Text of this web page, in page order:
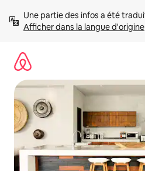
directement
Afficher dans la langue d'origine